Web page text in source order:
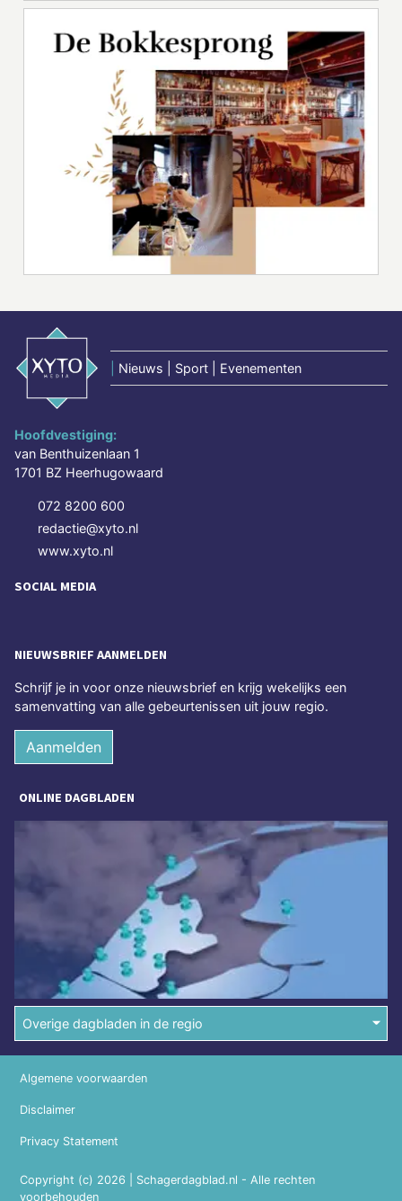
Nieuws | Sport | Evenementen
Hoofdvestiging:
van Benthuizenlaan 1
1701 BZ Heerhugowaard
072 8200 600
redactie@xyto.nl
www.xyto.nl
SOCIAL MEDIA
NIEUWSBRIEF AANMELDEN
Schrijf je in voor onze nieuwsbrief en krijg wekelijks een
samenvatting van alle gebeurtenissen uit jouw regio.
Aanmelden
ONLINE DAGBLADEN
Overige dagbladen in de regio
Copyright (c) 2026 | Schagerdagblad.nl - Alle rechten
voorbehouden
Algemene voorwaarden
Disclaimer
Privacy Statement